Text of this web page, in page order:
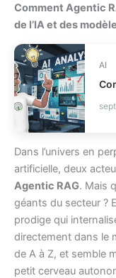
Comment Agentic
de l’IA et des
AI
Dans l’univers en
artificielle, deux
Agentic RAG. Mais
géants du secteur ?
prodige qui
directement dans le
de A à Z, et semble
petit cerveau